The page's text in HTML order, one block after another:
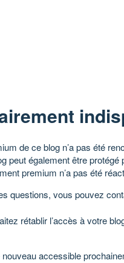
de ce blog n’a pas été
peut également être protégé
premium n’a pas été
questions, vous pouvez
rétablir l’accès à votre
accessible